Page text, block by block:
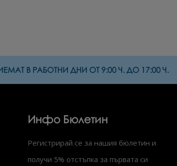
В РАБОТНИ ДНИ ОТ 9:00 Ч. ДО 17:00 Ч.
Инфо Бюлетин
Регистрирай се за нашия бюлетин и
получи 5% отстъпка за първата си